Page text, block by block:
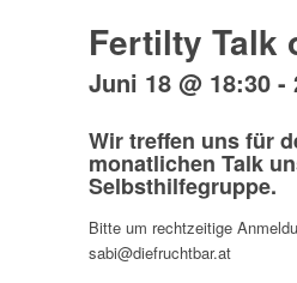
Fertilty Talk
Juni 18 @ 18:30-
Wir treffen uns für
monatlichen Talk
Selbsthilfegruppe.
Bitte um rechtzeitige
sabi@diefruchtbar.at